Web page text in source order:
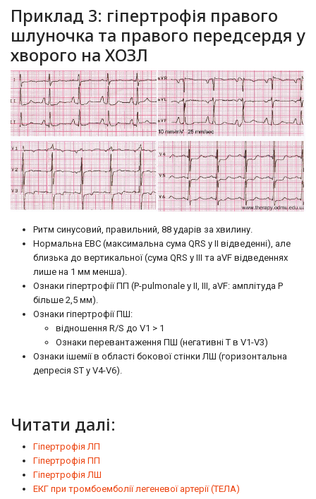
Приклад 3: гіпертрофія правого
шлуночка та правого передсердя у
хворого на ХОЗЛ
Ритм синусовий, правильний, 88 ударів за хвилину.
Нормальна ЕВС (максимальна сума QRS у II відведенні), але
близька до вертикальної (сума QRS у III та aVF відведеннях
лише на 1 мм менша).
Ознаки гіпертрофії ПП (P-pulmonale у II, III, aVF: амплітуда Р
більше 2,5 мм).
Ознаки гіпертрофії ПШ:
відношення R/S до V1 > 1
Ознаки перевантаження ПШ (негативні Т в V1-V3)
Ознаки ішемії в області бокової стінки ЛШ (горизонтальна
депресія ST у V4-V6).
Читати далі:
Гіпертрофія ЛП
Гіпертрофія ПП
Гіпертрофія ЛШ
ЕКГ при тромбоемболії легеневої артерії (ТЕЛА)